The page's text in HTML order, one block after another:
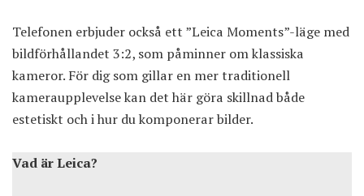
Telefonen erbjuder också ett ”Leica Moments”-läge med
bildförhållandet 3:2, som påminner om klassiska
kameror. För dig som gillar en mer traditionell
kameraupplevelse kan det här göra skillnad både
estetiskt och i hur du komponerar bilder.
Vad är Leica?